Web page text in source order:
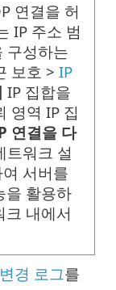
연결을 허
IP 주소 범
구성하는
보호 > IP
IP 집합을
영역 IP 집
연결을 다
트워크 설
서버를
을 활용하
크 내에서
변경 로그를